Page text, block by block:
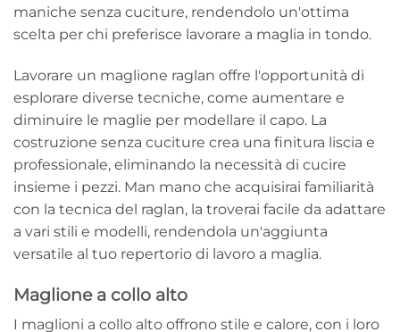
maniche senza cuciture, rendendolo un'ottima
scelta per chi preferisce lavorare a maglia in tondo.
Lavorare un maglione raglan offre l'opportunità di
esplorare diverse tecniche, come aumentare e
diminuire le maglie per modellare il capo. La
costruzione senza cuciture crea una finitura liscia e
professionale, eliminando la necessità di cucire
insieme i pezzi. Man mano che acquisirai familiarità
con la tecnica del raglan, la troverai facile da adattare
a vari stili e modelli, rendendola un'aggiunta
versatile al tuo repertorio di lavoro a maglia.
Maglione a collo alto
I maglioni a collo alto offrono stile e calore, con i loro